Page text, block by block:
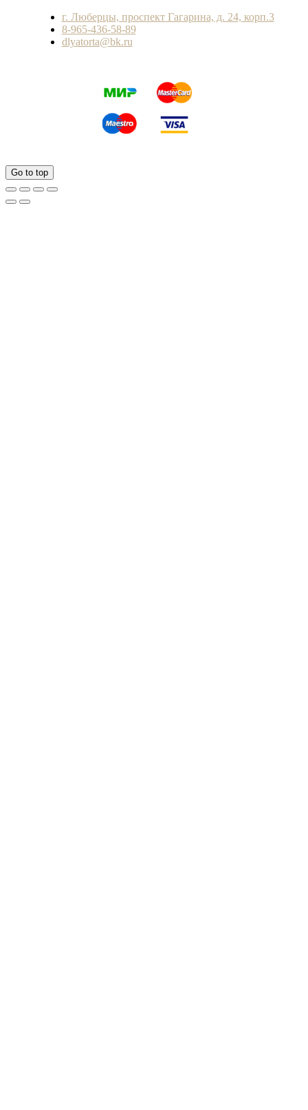
г. Люберцы, проспект Гагарина, д. 24, корп.3
8-965-436-58-89
dlyatorta@bk.ru
Go to top